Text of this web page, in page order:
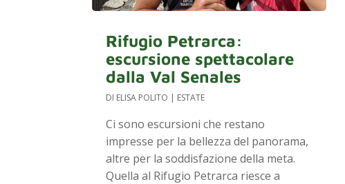
Rifugio Petrarca:
escursione spettacolare
dalla Val Senales
DI ELISA POLITO | ESTATE
Ci sono escursioni che restano
impresse per la bellezza del panorama,
altre per la soddisfazione della meta.
Quella al Rifugio Petrarca riesce a